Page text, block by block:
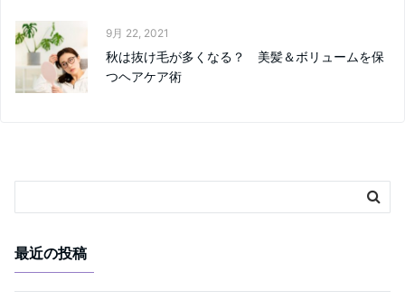
9月 22, 2021
秋は抜け毛が多くなる？ 美髪＆ボリュームを保
つヘアケア術
最近の投稿